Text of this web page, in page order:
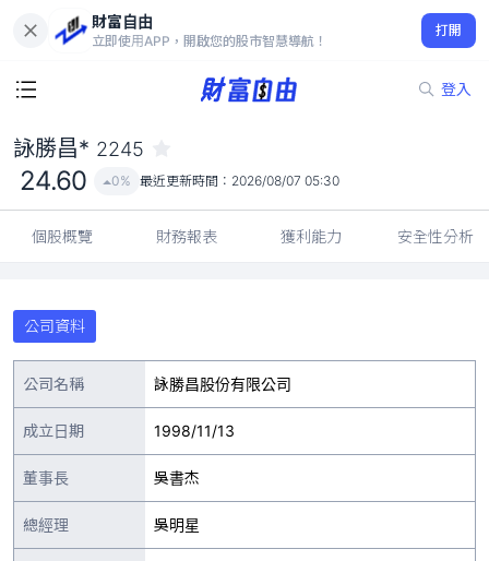
財富自由
立即使用APP，開啟您的股市智慧導航！
打開
登入
24.60
0%
詠勝昌* 2245
24.60 0% 最近更新時間： 2026/08/07 05:30
個股概覽 財務報表 獲利能力 安全性分析
公司資料
公司名稱 詠勝昌股份有限公司
成立日期 1998/11/13
董事長 吳書杰
總經理 吳明星